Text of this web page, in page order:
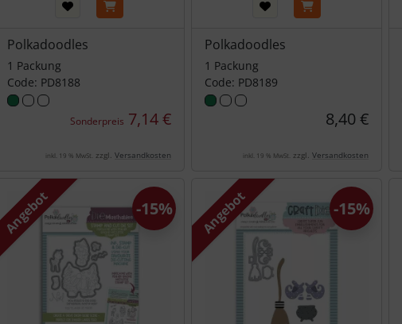
Polkadoodles
1 Packung
Code: PD8188
Sonderpreis 7,14 €
inkl. 19 % MwSt. zzgl. Versandkosten
Polkadoodles
1 Packung
Code: PD8189
8,40 €
inkl. 19 % MwSt. zzgl. Versandkosten
Angebot -15% Angebot -15%